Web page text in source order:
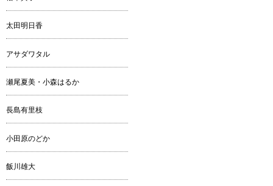
太田明日香
アサダワタル
瀬尾夏美・小森はるか
長島有里枝
小田原のどか
飯川雄大